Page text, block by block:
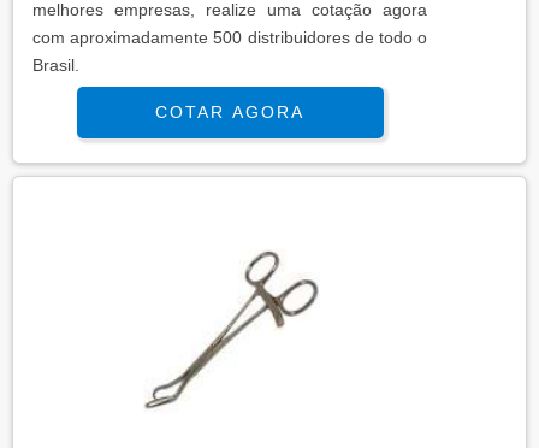
melhores empresas, realize uma cotação agora
com aproximadamente 500 distribuidores de todo o
Brasil.
COTAR AGORA